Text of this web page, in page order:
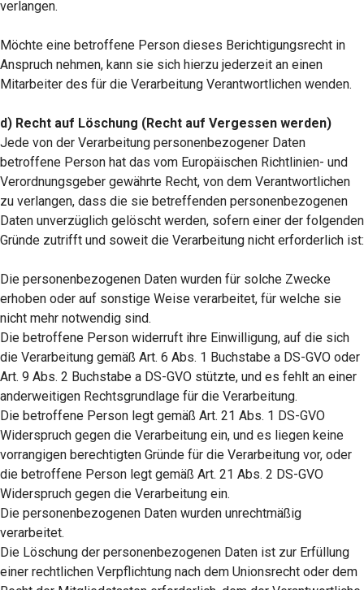
verlangen.
Möchte eine betroffene Person dieses Berichtigungsrecht in
Anspruch nehmen, kann sie sich hierzu jederzeit an einen
Mitarbeiter des für die Verarbeitung Verantwortlichen wenden.
d) Recht auf Löschung (Recht auf Vergessen werden)
Jede von der Verarbeitung personenbezogener Daten
betroffene Person hat das vom Europäischen Richtlinien- und
Verordnungsgeber gewährte Recht, von dem Verantwortlichen
zu verlangen, dass die sie betreffenden personenbezogenen
Daten unverzüglich gelöscht werden, sofern einer der folgenden
Gründe zutrifft und soweit die Verarbeitung nicht erforderlich ist:
Die personenbezogenen Daten wurden für solche Zwecke
erhoben oder auf sonstige Weise verarbeitet, für welche sie
nicht mehr notwendig sind.
Die betroffene Person widerruft ihre Einwilligung, auf die sich
die Verarbeitung gemäß Art. 6 Abs. 1 Buchstabe a DS-GVO oder
Art. 9 Abs. 2 Buchstabe a DS-GVO stützte, und es fehlt an einer
anderweitigen Rechtsgrundlage für die Verarbeitung.
Die betroffene Person legt gemäß Art. 21 Abs. 1 DS-GVO
Widerspruch gegen die Verarbeitung ein, und es liegen keine
vorrangigen berechtigten Gründe für die Verarbeitung vor, oder
die betroffene Person legt gemäß Art. 21 Abs. 2 DS-GVO
Widerspruch gegen die Verarbeitung ein.
Die personenbezogenen Daten wurden unrechtmäßig
verarbeitet.
Die Löschung der personenbezogenen Daten ist zur Erfüllung
einer rechtlichen Verpflichtung nach dem Unionsrecht oder dem